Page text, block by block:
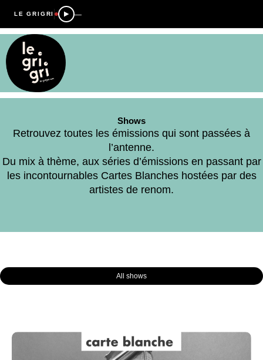
LE GRIGRI —
Shows
Retrouvez toutes les émissions qui sont passées à
l’antenne.
Du mix à thème, aux séries d’émissions en passant par
les incontournables Cartes Blanches hostées par des
artistes de renom.
All shows